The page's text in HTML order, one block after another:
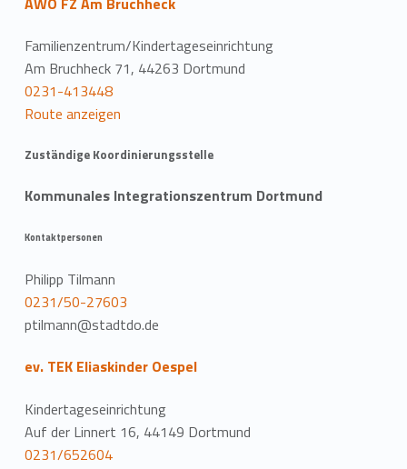
Familienzentrum/Kindertageseinrichtung
Am Bruchheck 71, 44263 Dortmund
0231-413448
Route anzeigen
Zuständige Koordinierungsstelle
Kommunales Integrationszentrum Dortmund
Kontaktpersonen
Philipp Tilmann
0231/50-27603
ptilmann@stadtdo.de
ev. TEK Eliaskinder Oespel
Kindertageseinrichtung
Auf der Linnert 16, 44149 Dortmund
0231/652604